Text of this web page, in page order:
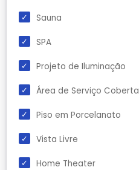
Sauna
SPA
Projeto de Iluminação
Área de Serviço Coberta
Piso em Porcelanato
Vista Livre
Home Theater